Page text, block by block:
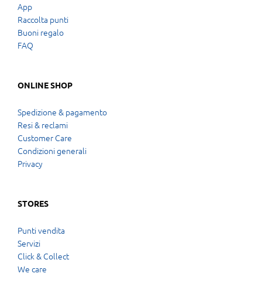
App
Raccolta punti
Buoni regalo
FAQ
ONLINE SHOP
Spedizione & pagamento
Resi & reclami
Customer Care
Condizioni generali
Privacy
STORES
Punti vendita
Servizi
Click & Collect
We care